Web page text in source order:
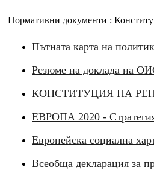
Нормативни документи :
Пътната карта на
Резюме на доклада на
КОНСТИТУЦИЯ НА
ЕВРОПА 2020 -
Европейска социална
Всеобща декларация за